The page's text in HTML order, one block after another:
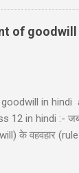
करते है। सभी
जैसे कुछ gauge
कर सकते है ,
सकता है ,
hindi ) gauge
तरह के होते है ,
Standard
of goodwill
in hindi
in hindi :- जब
के वहवहार
का लेखांकन